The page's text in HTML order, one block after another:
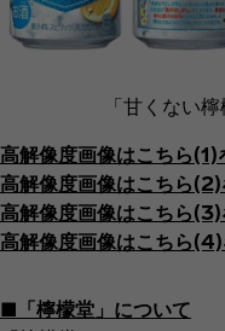
「甘くない
高解像度画像はこちら
高解像度画像はこちら
高解像度画像はこちら
高解像度画像はこちら
■「檸檬堂」について